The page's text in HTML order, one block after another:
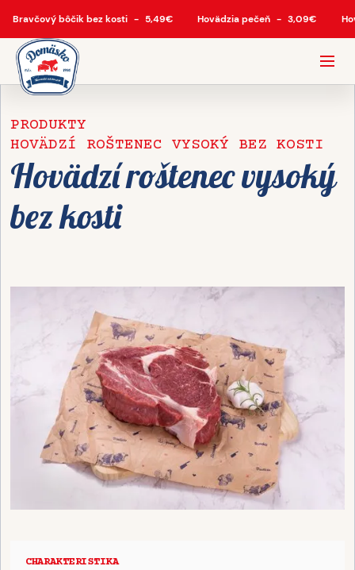
Bravčový bôčik bez kosti - 5,49€ Hovädzia pečeň - 3,09€
PRODUKTY
HOVÄDZÍ ROŠTENEC VYSOKÝ BEZ KOSTI
Hovädzí roštenec vysoký
bez kosti
CHARAKTERISTIKA